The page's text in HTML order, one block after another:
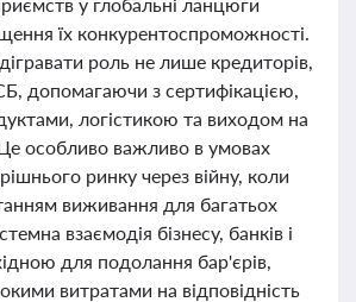
їх конкурентоспроможності.
роль не лише кредиторів,
допомагаючи з сертифікацією,
логістикою та виходом на
особливо важливо в умовах
ринку через війну, коли
виживання для багатьох
взаємодія бізнесу, банків і
для подолання бар'єрів,
витратами на відповідність